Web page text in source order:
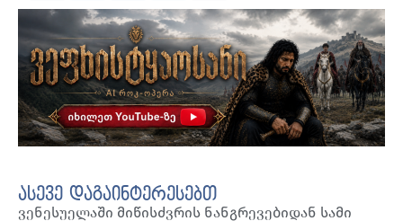
ასევე დაგაინტერესებთ
ვენესუელაში მიწისძვრის ნანგრევებიდან სამი